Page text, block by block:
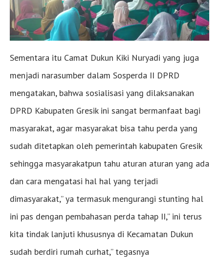
Sementara itu Camat Dukun Kiki Nuryadi yang juga
menjadi narasumber dalam Sosperda II DPRD
mengatakan, bahwa sosialisasi yang dilaksanakan
DPRD Kabupaten Gresik ini sangat bermanfaat bagi
masyarakat, agar masyarakat bisa tahu perda yang
sudah ditetapkan oleh pemerintah kabupaten Gresik
sehingga masyarakatpun tahu aturan aturan yang ada
dan cara mengatasi hal hal yang terjadi
dimasyarakat,” ya termasuk mengurangi stunting hal
ini pas dengan pembahasan perda tahap II,” ini terus
kita tindak lanjuti khususnya di Kecamatan Dukun
sudah berdiri rumah curhat,” tegasnya